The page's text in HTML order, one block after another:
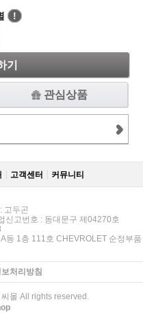
!
기
관심상품
고객센터 커뮤니티
고두곤
신고번호 : 동대문구 제04270호
동 1층 111호 CHEVROLET 순정부품
처리방침
몰 All rights reserved.